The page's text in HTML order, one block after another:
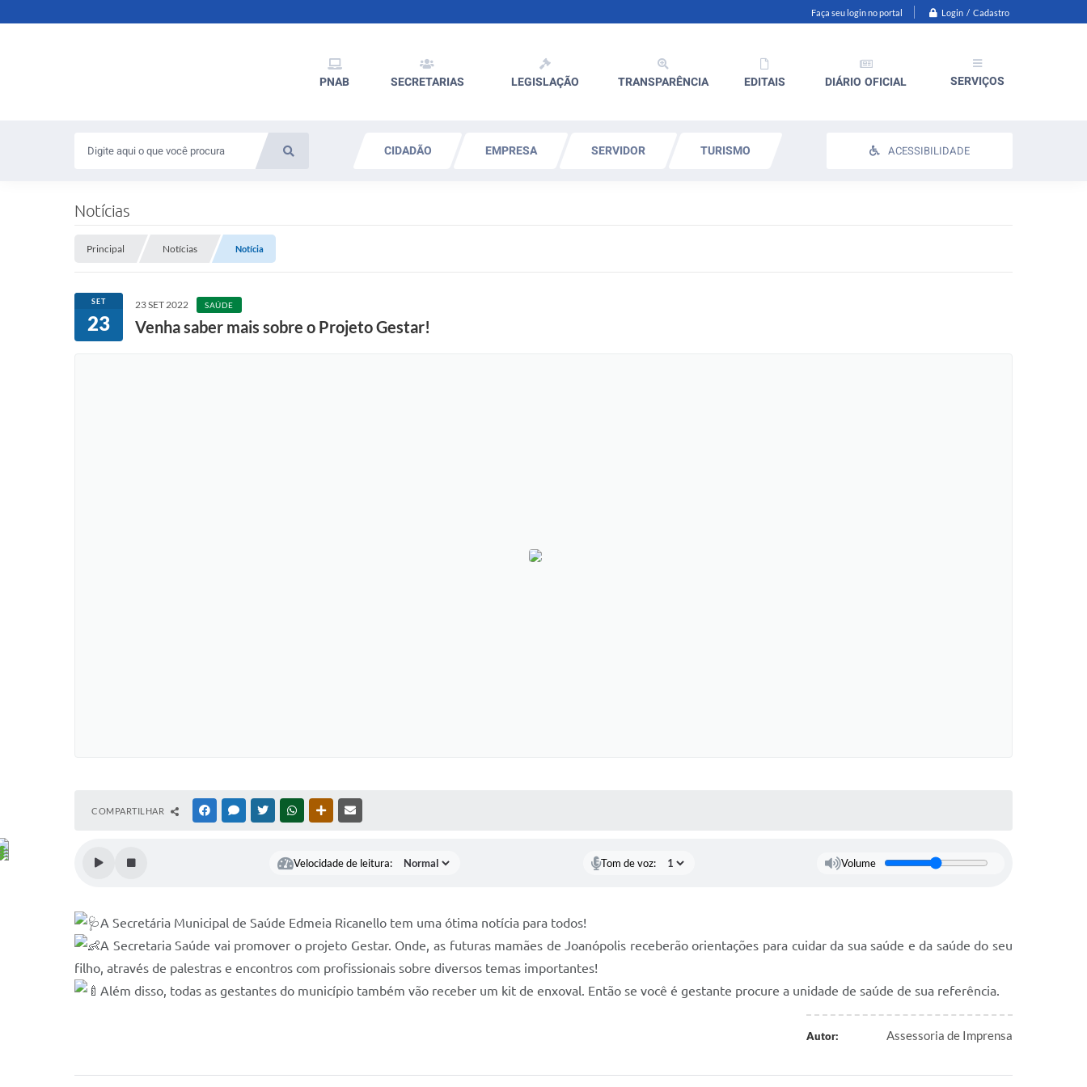
Faça seu login no portal Login / Cadastro
PNAB SECRETARIAS LEGISLAÇÃO TRANSPARÊNCIA EDITAIS DIÁRIO OFICIAL SERVIÇOS
CIDADÃO EMPRESA SERVIDOR TURISMO ACESSIBILIDADE
Notícias
Principal Notícias Notícia
SET
23
23 SET 2022 SAÚDE
Venha saber mais sobre o Projeto Gestar!
COMPARTILHAR FACEBOOKMESSENGER
TWITTERWHATSAPPOUTRAS MÍDIAS
Velocidade de leitura: Tom de voz: Volume
A Secretária Municipal de Saúde Edmeia Ricanello tem uma ótima notícia para todos!
A Secretaria Saúde vai promover o projeto Gestar. Onde, as futuras mamães de Joanópolis receberão orientações para cuidar da sua saúde e da saúde do seu
filho, através de palestras e encontros com profissionais sobre diversos temas importantes!
Além disso, todas as gestantes do município também vão receber um kit de enxoval. Então se você é gestante procure a unidade de saúde de sua referência.
Autor: Assessoria de Imprensa